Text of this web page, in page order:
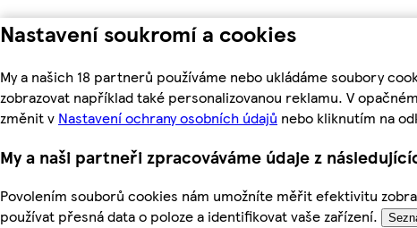
Nastavení soukromí a cookies
My a našich 18 partnerů používáme nebo ukládáme soubory
zobrazovat například také personalizovanou reklamu. V
změnit v Nastavení ochrany osobních údajů nebo kliknutím na
My a naši partneři zpracováváme údaje z
Povolením souborů cookies nám umožníte měřit efektivitu
používat přesná data o poloze a identifikovat vaše zařízení.